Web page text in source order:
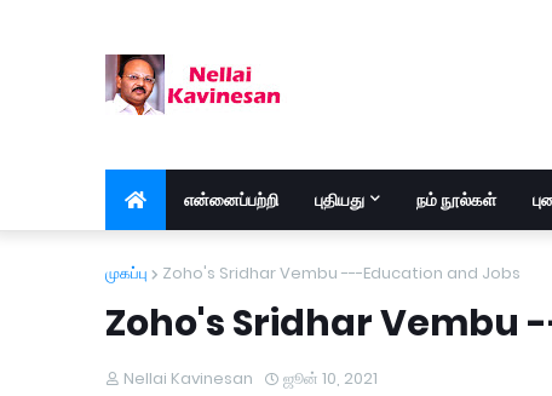
என்னைப்பற்றி புதியது நம் நூல்கள்
முகப்பு Zoho's Sridhar Vembu ---Education and Jobs
Zoho's Sridhar Vembu
Nellai Kavinesan ஜூன் 10, 2021